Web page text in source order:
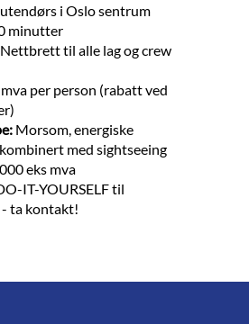
i Oslo sentrum
minutter
til alle lag og crew
per person (rabatt ved
Morsom, energiske
med sightseeing
eks mva
IT-YOURSELF til
ta kontakt!